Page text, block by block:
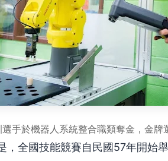
手於機器人系統整合職類奪金，金牌
，全國技能競賽自民國57年開始